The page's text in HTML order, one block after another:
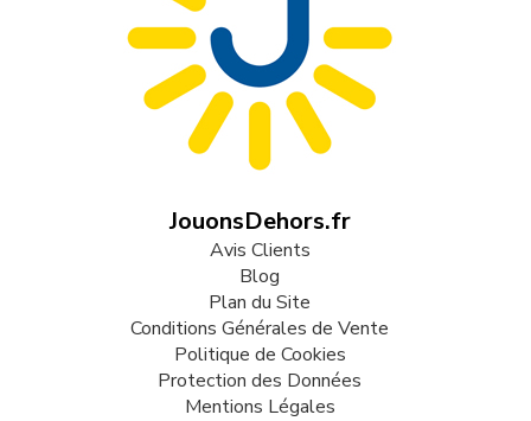
JouonsDehors.fr
Avis Clients
Blog
Plan du Site
Conditions Générales de Vente
Politique de Cookies
Protection des Données
Mentions Légales